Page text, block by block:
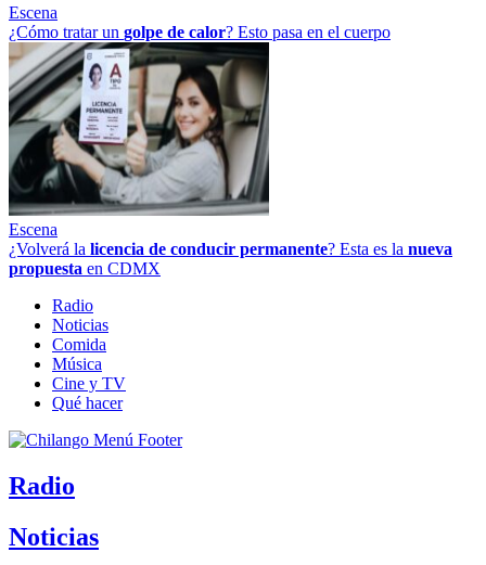
Escena
¿Cómo tratar un golpe de calor? Esto pasa en el cuerpo
Escena
¿Volverá la licencia de conducir permanente? Esta es la nueva
propuesta en CDMX
Radio
Noticias
Comida
Música
Cine y TV
Qué hacer
Radio
Noticias